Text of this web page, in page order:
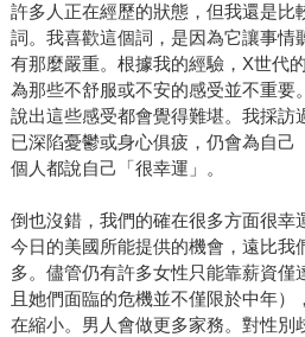
許多人正在經歷的狀態，但我還是比
詞。我喜歡這個詞，是因為它讓事情
有那麼嚴重。根據我的經驗，X世代
為那些不舒服或不安的感受並不重要
說出這些感受都會覺得難堪。我採訪
已深陷憂鬱或身心俱疲，仍會為自己
個人都說自己「很幸運」。
倒也沒錯，我們的確在很多方面很幸
今日的美國所能提供的機會，遠比我
多。儘管仍有許多女性只能靠薪資僅
且她們面臨的危機並不僅限於中年）
在縮小。男人會做更多家務。對性別